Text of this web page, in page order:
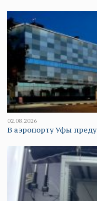
02.08.2026
В аэропорту Уфы